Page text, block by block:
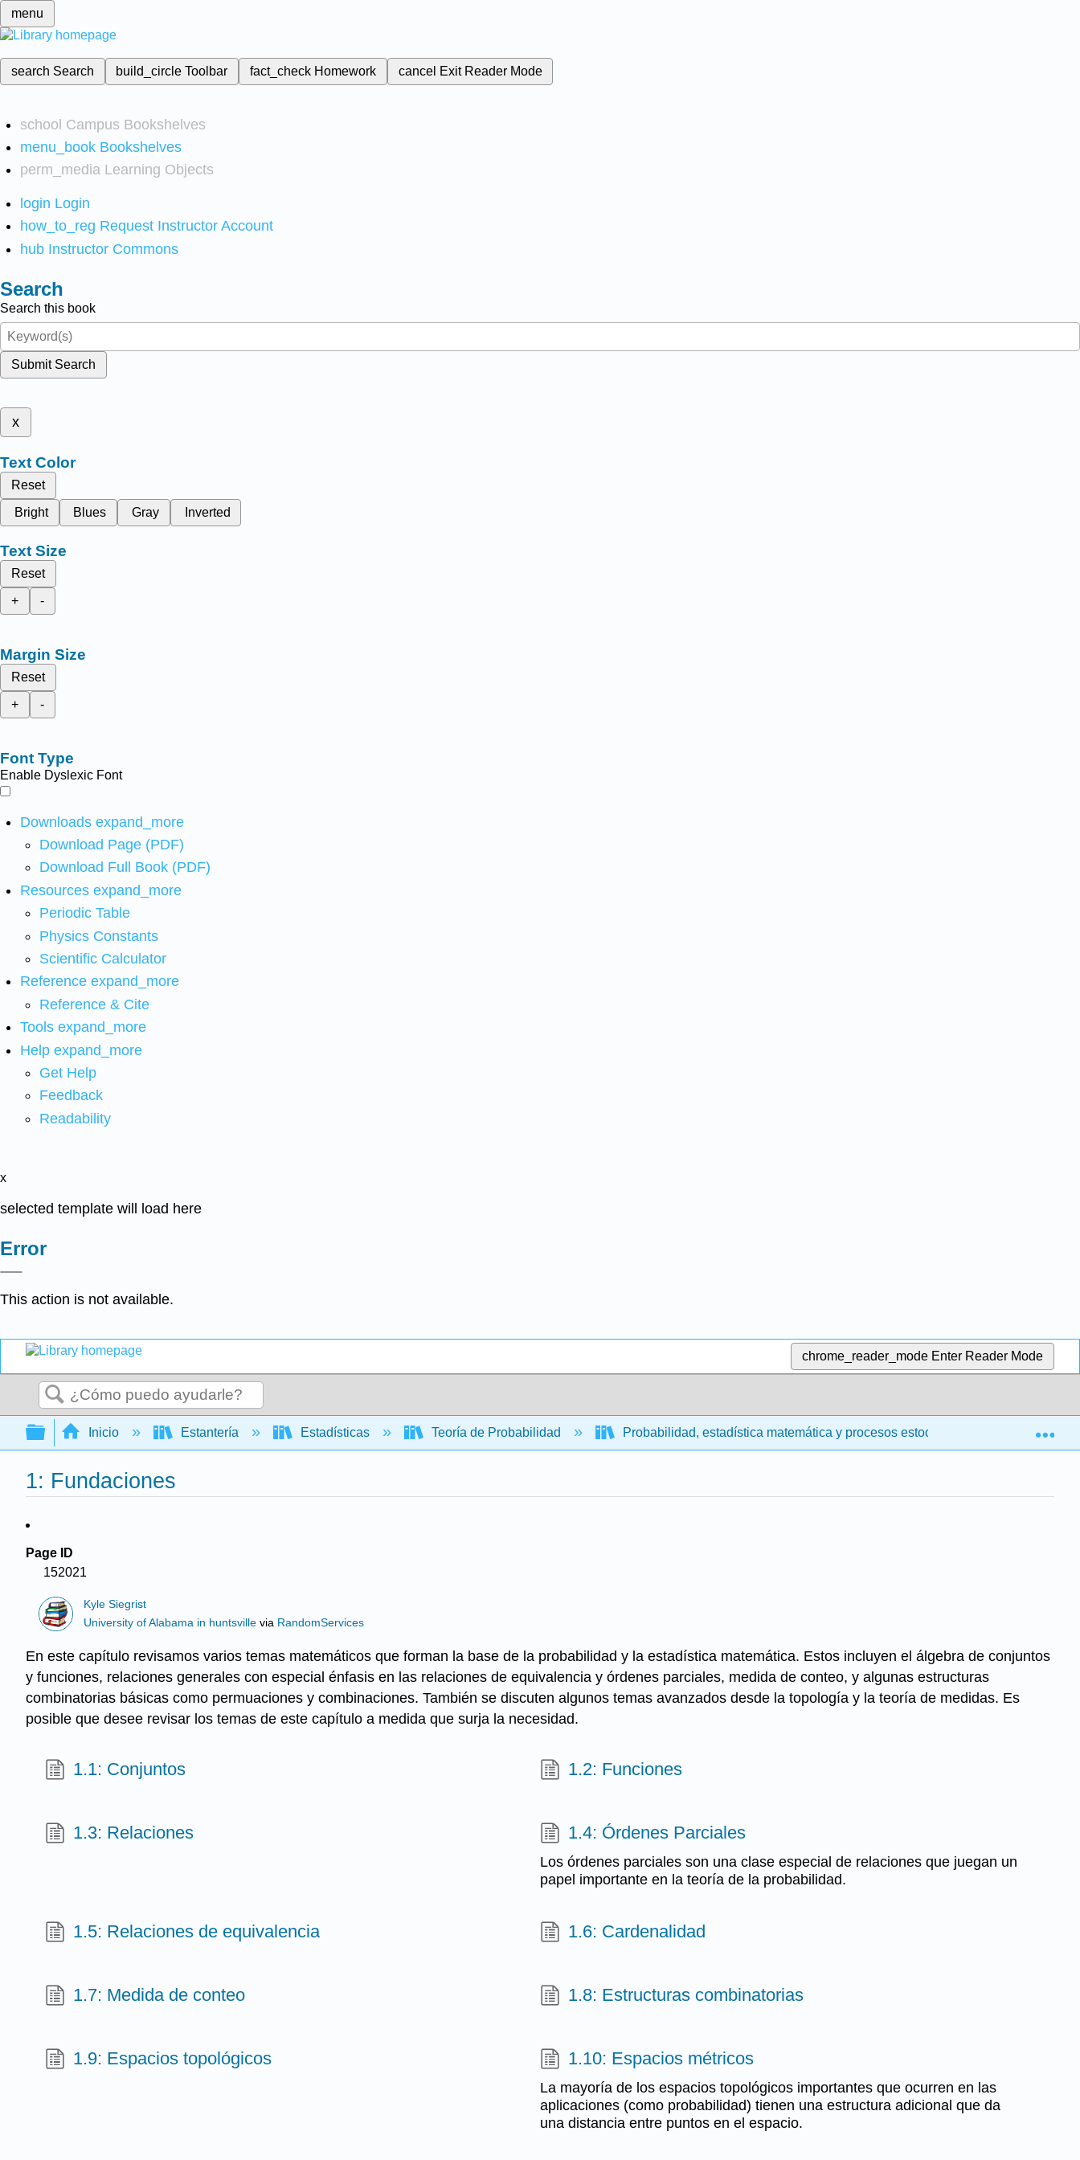
menu
search Search build_circleToolbar fact_check Homework cancel Exit Reader Mode
school Campus Bookshelves
menu_book Bookshelves
perm_media Learning Objects
login Login
how_to_reg Request Instructor Account
hub Instructor Commons
Search
Search this book
Submit Search
x
Text Color
Reset
Bright
Blues Gray Inverted
Text Size
Reset
+
-
Margin Size
Reset
+
-
Font Type
Enable Dyslexic Font
Downloads expand_more
Download Page (PDF)
Download Full Book (PDF)
Resources expand_more
Periodic Table
Physics Constants
Scientific Calculator
Reference expand_more
Reference & Cite
Tools expand_more
Help expand_more
Get Help
Feedback
Readability
x
selected template will load here
Error
This action is not available.
chrome_reader_mode Enter Reader Mode
Buscar
Expandir/contraer jerarquía global
Inicio Estantería Estadísticas Teoría de Probabilidad Probabilidad, estadística matemática y procesos estocásticos (Siegrist)
1: Fundaciones
Page ID
152021
Kyle Siegrist
University of Alabama in huntsville via RandomServices
En este capítulo revisamos varios temas matemáticos que forman la base de la probabilidad y la estadística matemática. Estos incluyen el álgebra de conjuntos
y funciones, relaciones generales con especial énfasis en las relaciones de equivalencia y órdenes parciales, medida de conteo, y algunas estructuras
combinatorias básicas como permuaciones y combinaciones. También se discuten algunos temas avanzados desde la topología y la teoría de medidas. Es
posible que desee revisar los temas de este capítulo a medida que surja la necesidad.
1.1: Conjuntos 1.2: Funciones
1.3: Relaciones 1.4: Órdenes Parciales
Los órdenes parciales son una clase especial de relaciones que juegan un
papel importante en la teoría de la probabilidad.
1.5: Relaciones de equivalencia 1.6: Cardenalidad
1.7: Medida de conteo 1.8: Estructuras combinatorias
1.9: Espacios topológicos 1.10: Espacios métricos
La mayoría de los espacios topológicos importantes que ocurren en las
aplicaciones (como probabilidad) tienen una estructura adicional que da
una distancia entre puntos en el espacio.